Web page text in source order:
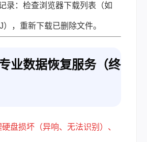
录：检查浏览器下载列表（如
，重新下载已删除文件。
业数据恢复服务（终
盘损坏（异响、无法识别）、